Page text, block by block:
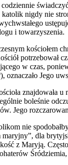
nigdy nie
i towarzyszenia.
kościołem
potrzebował
w czas,
oznaczało Jego
boleśnie
Jego
nie
dla
z Maryją.